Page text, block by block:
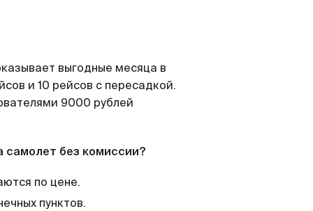
выгодные месяца в
и 10 рейсов с пересадкой.
9000 рублей
самолет без комиссии?
по цене.
пунктов.